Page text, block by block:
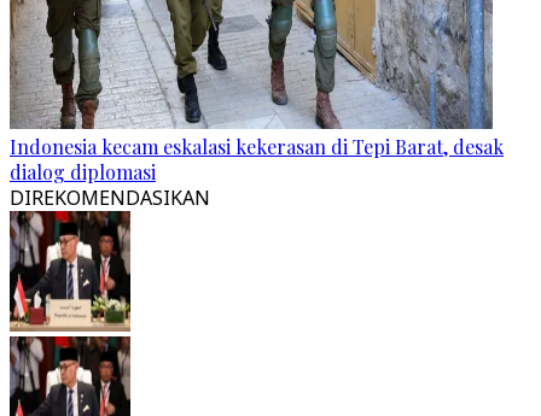
Indonesia kecam eskalasi kekerasan di Tepi Barat, desak
dialog diplomasi
DIREKOMENDASIKAN